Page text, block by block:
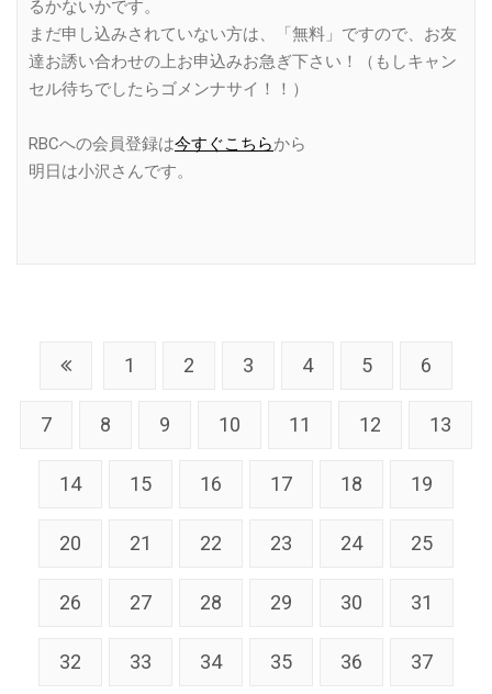
るかないかです。
まだ申し込みされていない方は、「無料」ですので、お友
達お誘い合わせの上お申込みお急ぎ下さい！（もしキャン
セル待ちでしたらゴメンナサイ！！）
RBCへの会員登録は今すぐこちらから
明日は小沢さんです。
1 2 3 4 5 6
7 8 9 10 11 12 13
14 15 16 17 18 19
20 21 22 23 24 25
26 27 28 29 30 31
32 33 34 35 36 37